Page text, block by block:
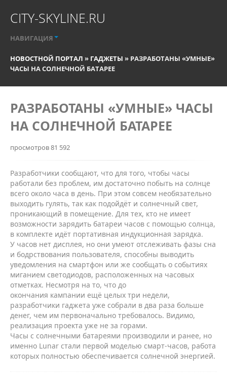
CITY-SKYLINE.RU
НАВИГАЦИЯ
НОВОСТНОЙ ПОРТАЛ » ГАДЖЕТЫ » РАЗРАБОТАНЫ «УМНЫЕ»
ЧАСЫ НА СОЛНЕЧНОЙ БАТАРЕЕ
РАЗРАБОТАНЫ «УМНЫЕ» ЧАСЫ
НА СОЛНЕЧНОЙ БАТАРЕЕ
просмотров 81 592
Разработчики сообщают, что для того, чтобы часы
работали без проблем, им достаточно побыть на солнце
всего около часа в день. При этом совсем необязательно
выходить гулять, так как подойдёт и солнечный свет,
проникающий в помещение. Для тех, кто не имеет
возможности зарядить батареи часов с помощью солнца,
в комплекте идёт портативная индукционная зарядка.
У часов нет дисплея, но они умеют отслеживать фазы сна
и бодрствования пользователя, способны выводить
уведомления на смартфон или же сообщать о событиях
миганием светодиодов, расположенных на часовых
отметках. Несмотря на то, что до
окончания кампании ещё целых три недели,
разработчики гаджета уже собрали в два раза больше
денег, чем им первоначально требовалось. Видимо,
реализация проекта уже не за горами.
Часы с солнечными батареями производили и ранее, но
именно Lunar стали первой моделью смарт-часов, работа
которых полностью обеспечивается солнечной энергией.